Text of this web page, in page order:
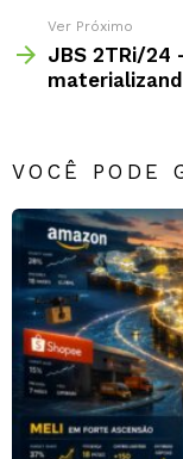
Ver Próximo
JBS 2TRi/24
VOCÊ PODE